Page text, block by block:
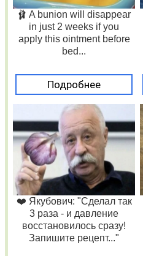
🩰 A bunion will disappear
in just 2 weeks if you
apply this ointment before
bed...
Подробнее
❤️ Якубович: "Сделал так
3 раза - и давление
восстановилось сразу!
Запишите рецепт..."